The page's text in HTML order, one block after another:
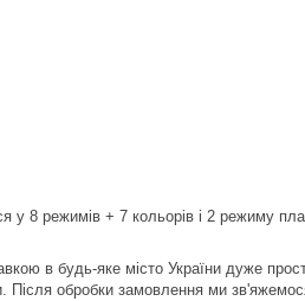
у 8 режимів + 7 кольорів і 2 режиму
в будь-яке місто України дуже
Після обробки замовлення ми